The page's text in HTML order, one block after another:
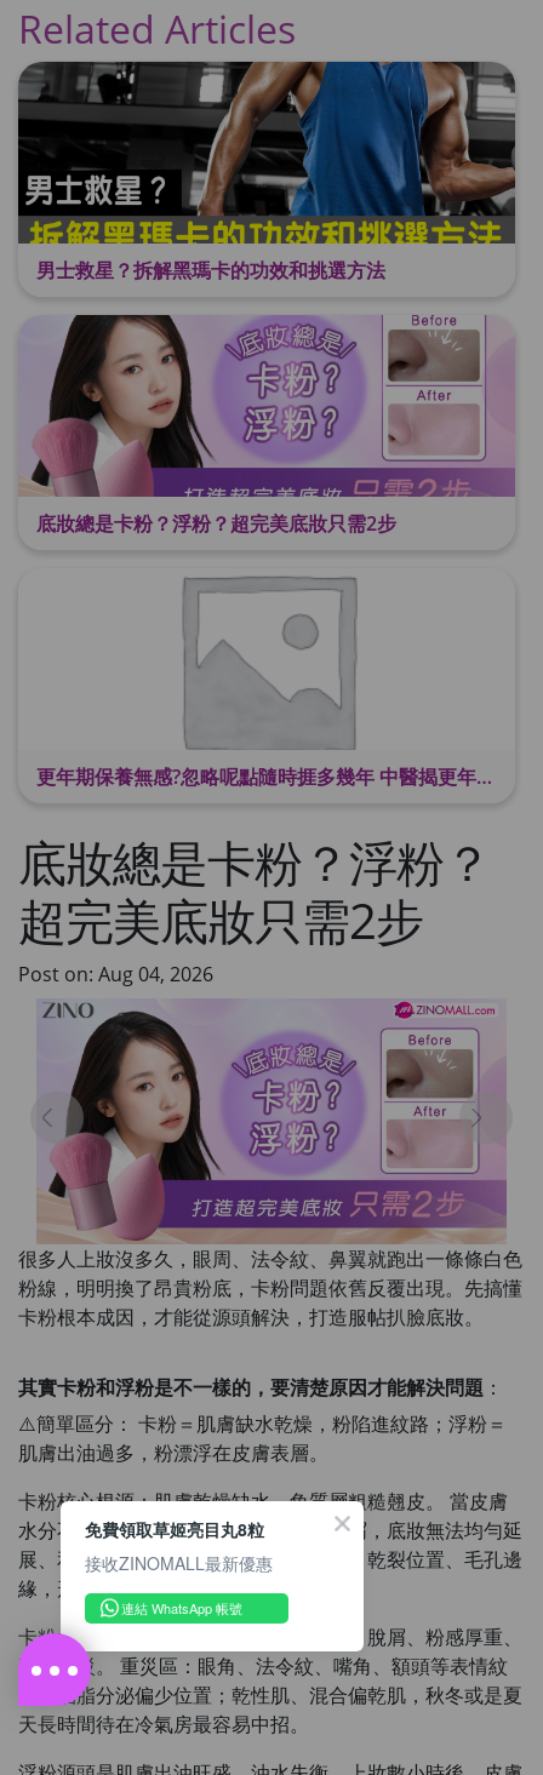
Related Articles
男士救星？拆解黑瑪卡的功效和挑選方法
底妝總是卡粉？浮粉？超完美底妝只需2步
更年期保養無感?忽略呢點隨時捱多幾年 中醫揭更年保養關鍵 輕鬆舒適渡過更年期
底妝總是卡粉？浮粉？
超完美底妝只需2步
Post on: Aug 04, 2026
很多人上妝沒多久，眼周、法令紋、鼻翼就跑出一條條白色
粉線，明明換了昂貴粉底，卡粉問題依舊反覆出現。先搞懂
卡粉根本成因，才能從源頭解決，打造服帖扒臉底妝。
其實卡粉和浮粉是不一樣的，要清楚原因才能解決問題 ：
⚠️簡單區分： 卡粉＝肌膚缺水乾燥，粉陷進紋路；浮粉＝
肌膚出油過多，粉漂浮在皮膚表層。
卡粉核心根源：肌膚乾燥缺水、角質層粗糙翹皮。 當皮膚
水分不足，表面佈滿細微乾紋、老廢脫屑，底妝無法均勻延
展、和肌膚融合，粉體直接堆積在紋理、乾裂位置、毛孔邊
緣，形成類似溝壑的白線。
卡粉大多
，伴隨起皮、脫屑、粉感厚重、
妝面斑駁。 重災區：眼角、法令紋、嘴角、額頭等表情紋
多、油脂分泌偏少位置；乾性肌、混合偏乾肌，秋冬或是夏
天長時間待在冷氣房最容易中招。
免費領取草姬亮目丸8粒
接收ZINOMALL最新優惠
連結 WhatsApp 帳號